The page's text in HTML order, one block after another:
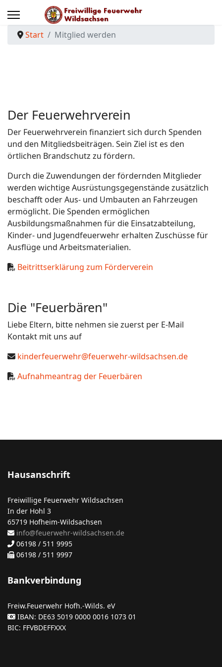
Start Mitglied werden
Der Feuerwehrverein
Der Feuerwehrverein finanziert sich durch Spenden
und den Mitgliedsbeiträgen. Sein Ziel ist es den
örtlichen Brandschutz zu fördern.
Durch die Zuwendungen der fördernden Mitglieder
werden wichtige Ausrüstungsgegenstände zusätzlich
beschafft oder Aus- und Umbauten an Fahrzeugen
ermöglicht. Die Spenden ermöglichen
Ausbildungsmaßnahmen für die Einsatzabteilung,
Kinder- und Jugendfeuerwehr erhalten Zuschüsse für
Ausflüge und Arbeitsmaterialien.
Beitrittserklärung zum Förderverein
Die "Feuerbären"
Liebe Eltern, bitte nehmen sie zuerst per E-Mail
Kontakt mit uns auf
kinderfeuerwehr@feuerwehr-wildsachsen.de
Aufnahmeantrag der Feuerbären
Hausanschrift
Freiwillige Feuerwehr Wildsachsen
In der Hohl 3
65719 Hofheim-Wildsachsen
info@feuerwehr-wildsachsen.de
06198 / 511 9995
06198 / 511 9997
Bankverbindung
Freiw.Feuerwehr Hofh.-Wilds. eV
IBAN: DE63 5019 0000 0016 1073 01
BIC: FFVBDEFFXXX